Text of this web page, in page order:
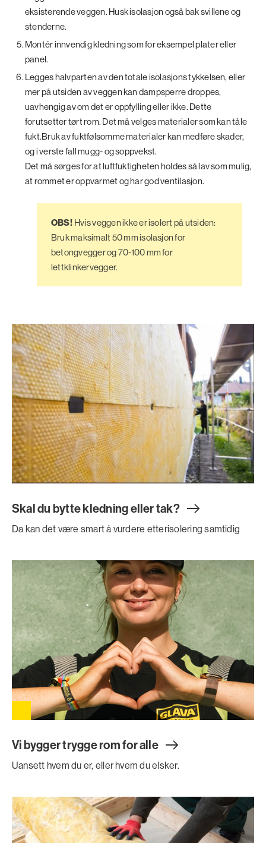
eksisterende veggen. Husk isolasjon også bak svillene og
stenderne.
Montér innvendig kledning som for eksempel plater eller
panel.
Legges halvparten av den totale isolasjons tykkelsen, eller
mer på utsiden av veggen kan dampsperre droppes,
uavhengig av om det er oppfylling eller ikke. Dette
forutsetter tørt rom. Det må velges materialer som kan tåle
fukt.Bruk av fuktfølsomme materialer kan medføre skader,
og i verste fall mugg- og soppvekst.
Det må sørges for at luftfuktigheten holdes så lav som mulig,
at rommet er oppvarmet og har god ventilasjon.
OBS! Hvis veggen ikke er isolert på utsiden:
Bruk maksimalt 50 mm isolasjon for
betongvegger og 70-100 mm for
lettklinkervegger.
Skal du bytte kledning eller tak?
Da kan det være smart å vurdere etterisolering samtidig
Vi bygger trygge rom for alle
Uansett hvem du er, eller hvem du elsker.